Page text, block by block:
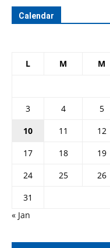
Calendar
L M M
3
4 5
10
11 12
17
18 19
24
25 26
31
« Jan